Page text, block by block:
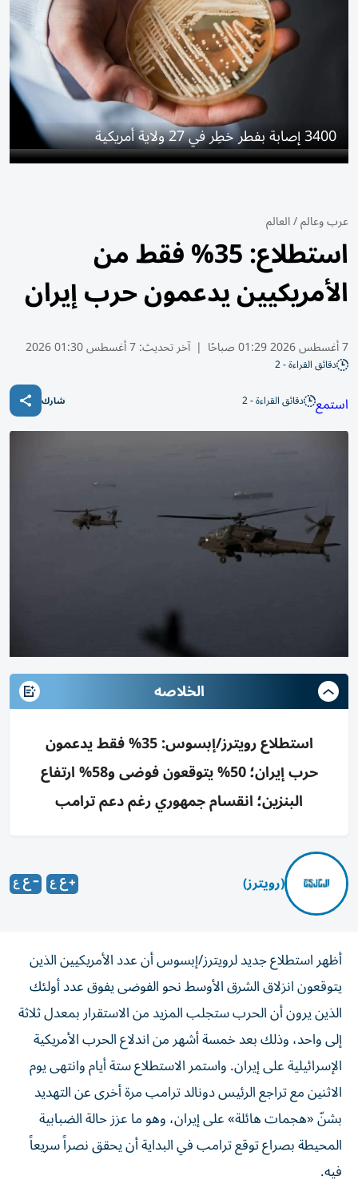
3400 إصابة بفطر خطِر في 27 ولاية أمريكية
عرب وعالم/العالم
استطلاع: 35% فقط من
الأمريكيين يدعمون حرب إيران
7 أغسطس 2026 01:29 صباحًا | آخر تحديث:7 أغسطس 01:30 2026
دقائق القراءة - 2
استمع دقائق القراءة - 2 شارك
الخلاصه
استطلاع رويترز/إبسوس: 35% فقط يدعمون
حرب إيران؛ 50% يتوقعون فوضى و58% ارتفاع
البنزين؛ انقسام جمهوري رغم دعم ترامب
(رويترز)
أظهر استطلاع جديد لرويترز/إبسوس أن عدد الأمريكيين الذين
يتوقعون انزلاق الشرق الأوسط نحو الفوضى يفوق عدد أولئك
الذين يرون أن الحرب ستجلب المزيد من الاستقرار بمعدل ثلاثة
إلى واحد، وذلك بعد خمسة ‌أشهر من اندلاع الحرب الأمريكية
الإسرائيلية على إيران. واستمر الاستطلاع ستة أيام وانتهى يوم
الاثنين مع تراجع الرئيس دونالد ترامب مرة أخرى عن التهديد
بشنّ «هجمات هائلة» على إيران، ​وهو ما عزز حالة الضبابية
المحيطة بصراع توقع ترامب في البداية أن يحقق نصراً سريعاً
فيه.